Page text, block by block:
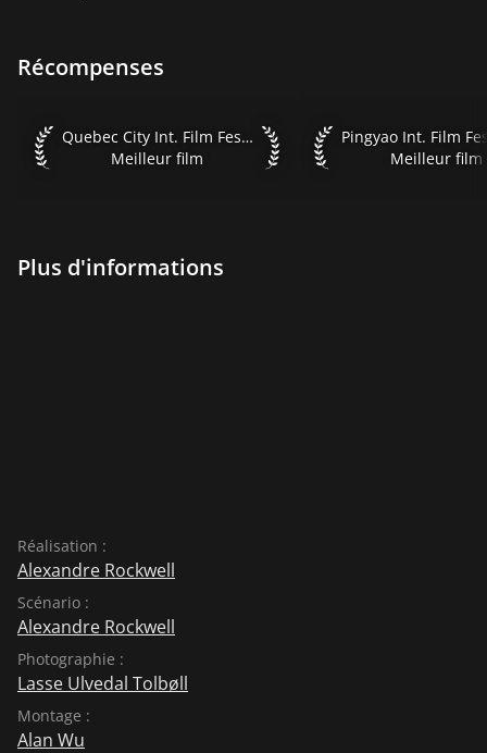
Récompenses
Quebec City Int. Film Festival 2020 Meilleur film
Quebec City Int. Film Festival 2020
Meilleur film
Pingyao Int. Film
Meilleur film
Plus d'informations
Réalisation :
Alexandre Rockwell
Scénario :
Alexandre Rockwell
Photographie :
Lasse Ulvedal Tolbøll
Montage :
Alan Wu